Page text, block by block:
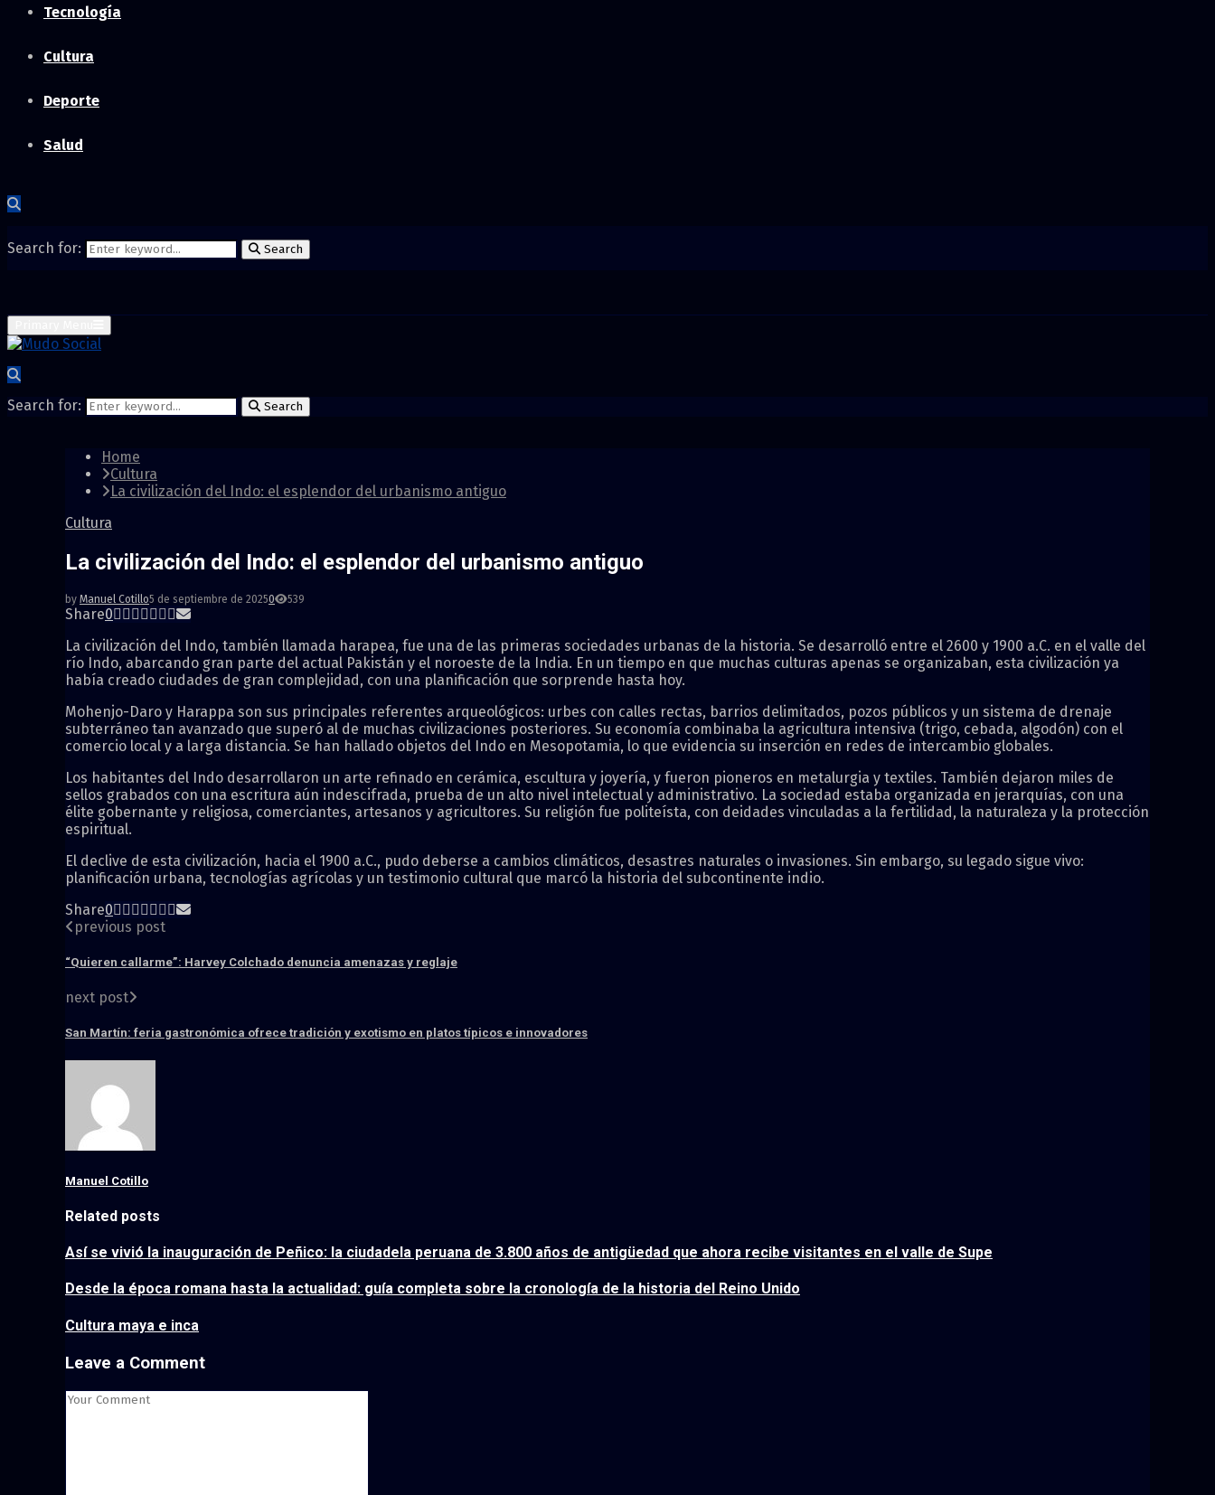
Tecnología
Cultura
Deporte
Salud
Search for: Search
Search for: Search
Home
Cultura
La civilización del Indo: el esplendor del urbanismo antiguo
Cultura
La civilización del Indo: el esplendor del urbanismo antiguo
by Manuel Cotillo5 de septiembre de 20250 539
Share0
La civilización del Indo, también llamada harapea, fue una de las primeras sociedades urbanas de la historia. Se desarrolló entre el 2600 y 1900 a.C. en el valle del
río Indo, abarcando gran parte del actual Pakistán y el noroeste de la India. En un tiempo en que muchas culturas apenas se organizaban, esta civilización ya
había creado ciudades de gran complejidad, con una planificación que sorprende hasta hoy.
Mohenjo-Daro y Harappa son sus principales referentes arqueológicos: urbes con calles rectas, barrios delimitados, pozos públicos y un sistema de drenaje
subterráneo tan avanzado que superó al de muchas civilizaciones posteriores. Su economía combinaba la agricultura intensiva (trigo, cebada, algodón) con el
comercio local y a larga distancia. Se han hallado objetos del Indo en Mesopotamia, lo que evidencia su inserción en redes de intercambio globales.
Los habitantes del Indo desarrollaron un arte refinado en cerámica, escultura y joyería, y fueron pioneros en metalurgia y textiles. También dejaron miles de
sellos grabados con una escritura aún indescifrada, prueba de un alto nivel intelectual y administrativo. La sociedad estaba organizada en jerarquías, con una
élite gobernante y religiosa, comerciantes, artesanos y agricultores. Su religión fue politeísta, con deidades vinculadas a la fertilidad, la naturaleza y la protección
espiritual.
El declive de esta civilización, hacia el 1900 a.C., pudo deberse a cambios climáticos, desastres naturales o invasiones. Sin embargo, su legado sigue vivo:
planificación urbana, tecnologías agrícolas y un testimonio cultural que marcó la historia del subcontinente indio.
Share0
previous post
“Quieren callarme”: Harvey Colchado denuncia amenazas y reglaje
next post
San Martín: feria gastronómica ofrece tradición y exotismo en platos típicos e innovadores
Manuel Cotillo
Related posts
Así se vivió la inauguración de Peñico: la ciudadela peruana de 3.800 años de antigüedad que ahora recibe visitantes en el valle de Supe
Desde la época romana hasta la actualidad: guía completa sobre la cronología de la historia del Reino Unido
Cultura maya e inca
Leave a Comment